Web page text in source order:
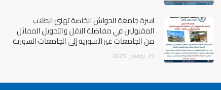
أسرة جامعة الحواش الخاصة تهنئ الطلاب
المقبولين في مفاضلة النقل والتحويل المماثل
من الجامعات غير السورية إلى الجامعات السورية
25 نوفمبر 2025